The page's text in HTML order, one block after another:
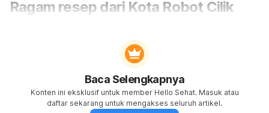
Ragam resep dari Kota Robot Cilik
Baca Selengkapnya
Konten ini eksklusif untuk member Hello Sehat. Masuk atau
daftar sekarang untuk mengakses seluruh artikel.